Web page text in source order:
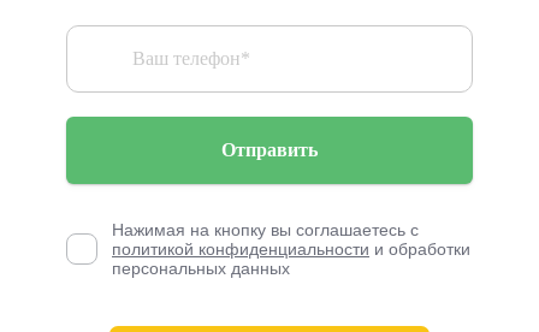
Отправить
Нажимая на кнопку вы соглашаетесь с
политикой конфиденциальности и обработки
персональных данных